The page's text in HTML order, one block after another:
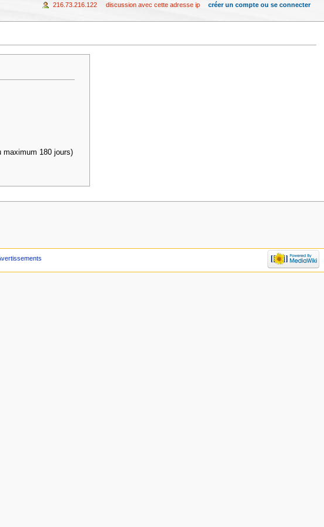
maximum 180 jours)
216.73.216.122 discussion avec cette adresse ip créer un compte ou se connecter